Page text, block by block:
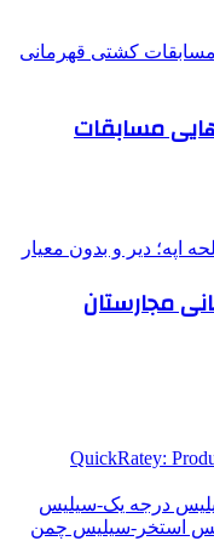
نهایی مسابقات
مجارستان
QuickRatey:
درجه یک-سیلیس
استخر-سیلیس چمن